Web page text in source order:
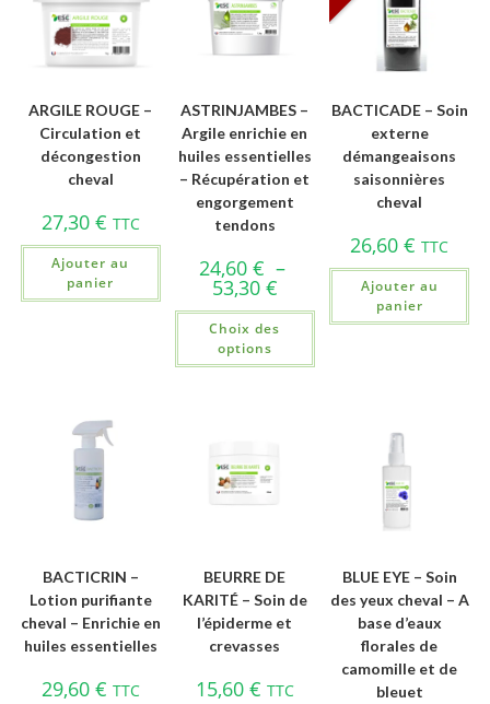
ARGILE ROUGE –
Circulation et
décongestion
cheval
27,30 € TTC
Ajouter au
panier
ASTRINJAMBES –
Argile enrichie en
huiles essentielles
– Récupération et
engorgement
tendons
24,60 € –
53,30 €
Choix des
options
BACTICADE – Soin
externe
démangeaisons
saisonnières
cheval
26,60€ TTC
Ajouter au
panier
BACTICRIN –
Lotion purifiante
cheval – Enrichie en
huiles essentielles
29,60 € TTC
BEURRE DE
KARITÉ – Soin de
l’épiderme et
crevasses
15,60 € TTC
BLUE EYE – Soin
des yeux cheval – A
base d’eaux
florales de
camomille et de
bleuet